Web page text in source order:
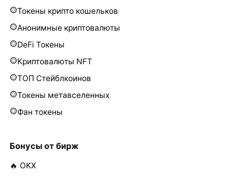
Токены крипто кошельков
Анонимные криптовалюты
DeFi Токены
Криптовалюты NFT
ТОП Стейблкоинов
Токены метавселенных
Фан токены
Бонусы от бирж
🔥 OKX